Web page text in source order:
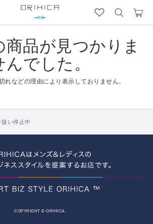
商品が見つかりま
んでした。
れなどの理由により表示しておりません。
い停止中
COPYRIGHT © ORIHICA.